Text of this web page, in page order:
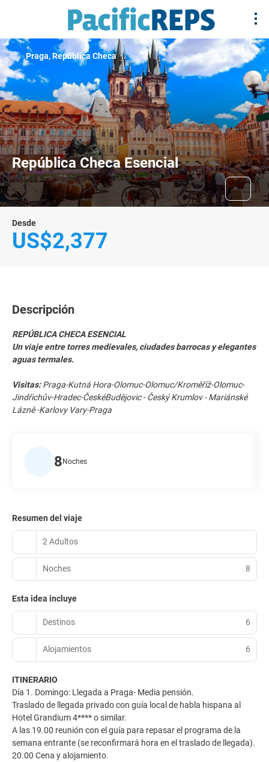
República Checa Esencial
Praga, República Checa
Desde
US$2,377
Descripción
REPÚBLICA CHECA ESENCIAL
Un viaje entre torres medievales, ciudades barrocas y elegantes
aguas termales.
Visitas:Praga-Kutná Hora-Olomuc-Olomuc/Kroměříž-Olomuc-
Jindřichův-Hradec-ČeskéBudějovic - Český Krumlov - Mariánské
Lázně -Karlovy Vary-Praga
8Noches
Resumen del viaje
2 Adultos
Noches 8
Esta idea incluye
Destinos 6
Alojamientos 6
ITINERARIO
Día 1. Domingo: Llegada a Praga- Media pensión.
Traslado de llegada privado con guía local de habla hispana al
Hotel Grandium 4**** o similar.
A las 19.00 reunión con el guía para repasar el programa de la
semana entrante (se reconfirmará hora en el traslado de llegada).
20.00 Cena y alojamiento.